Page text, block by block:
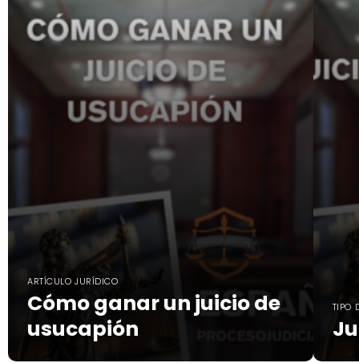
ARTÍCULO JURÍDICO
Cómo ganar un juicio de
usucapión
TIPO